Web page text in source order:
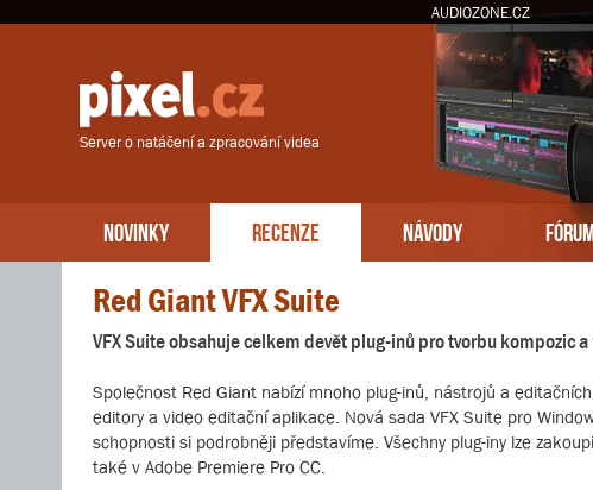
AUDIOZONE.CZ
Server o natáčení a zpracování videa
NOVINKY RECENZE NÁVODY
Red Giant VFX Suite
VFX Suite obsahuje celkem devět plug-inů pro tvorbu kompozic
Společnost Red Giant nabízí mnoho plug-inů, nástrojů a
editory a video editační aplikace. Nová sada VFX Suite pro
schopnosti si podrobněji představíme. Všechny plug-iny lze
také v Adobe Premiere Pro CC.